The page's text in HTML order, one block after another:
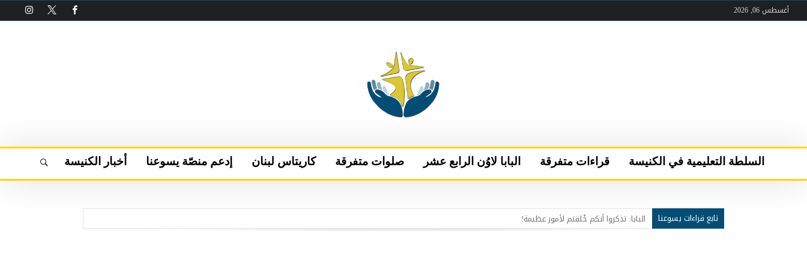
أغسطس 06, 2026
السلطة التعليمية في الكنيسة قراءات متفرقة البابا لاوُن الرابع عشر صلوات متفرقة كاريتاس لبنان إدعم منصّة يسوعنا أخبار الكنيسة
تابع قراءات يسوعنا
عقب لقاء الصلاة والأخوّة في قرية “كن مسبَّحا” البابا يتحدث إلى قناتَي NBC وتيليموندو الأمريكيتين